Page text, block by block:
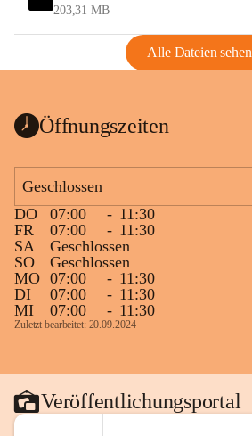
203,31 MB
Alle Dateien sehen
Öffnungszeiten
Geschlossen
DO
07:00 - 11:30
FR
07:00 - 11:30
SA
Geschlossen
SO
Geschlossen
MO 07:00 - 11:30
DI
07:00 - 11:30
MI
07:00 - 11:30
Zuletzt bearbeitet: 20.09.2024
Veröffentlichungsportal